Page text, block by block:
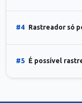
#4 Rastreador só
#5 É possível